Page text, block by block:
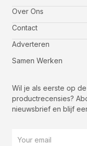
-
f
a
c
e
o
o
-
t
w
i
t
e
r
-
s
g
r
m
-
-
u
b
Over Ons
Contact
Adverteren
Samen Werken
Wil je als eerste op
productrecensies?
nieuwsbrief en blijf